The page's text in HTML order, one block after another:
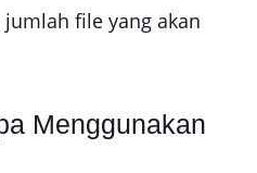
file yang akan
Menggunakan